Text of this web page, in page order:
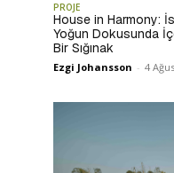
PROJE
House in Harmony:
Yoğun Dokusunda
Bir Sığınak
Ezgi Johansson - 4